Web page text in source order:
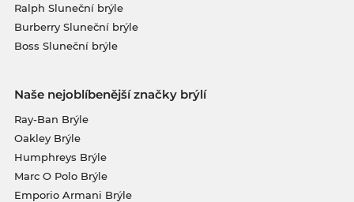
Ralph Sluneční brýle
Burberry Sluneční brýle
Boss Sluneční brýle
Naše nejoblíbenější značky brýlí
Ray-Ban Brýle
Oakley Brýle
Humphreys Brýle
Marc O Polo Brýle
Emporio Armani Brýle